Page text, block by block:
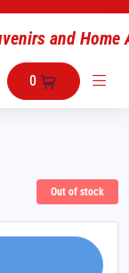
0
Out of stock